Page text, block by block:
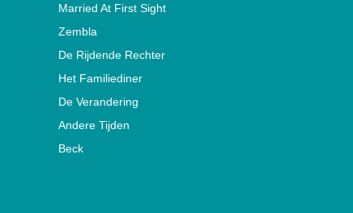
Married At First Sight
Zembla
De Rijdende Rechter
Het Familiediner
De Verandering
Andere Tijden
Beck